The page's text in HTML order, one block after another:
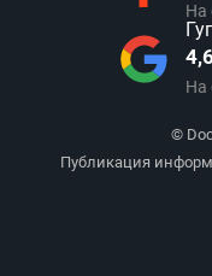
На
4,6
На
©
Публикация